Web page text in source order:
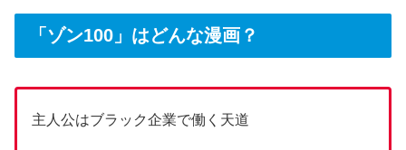
「ゾン100」はどんな漫画？
主人公はブラック企業で働く天道